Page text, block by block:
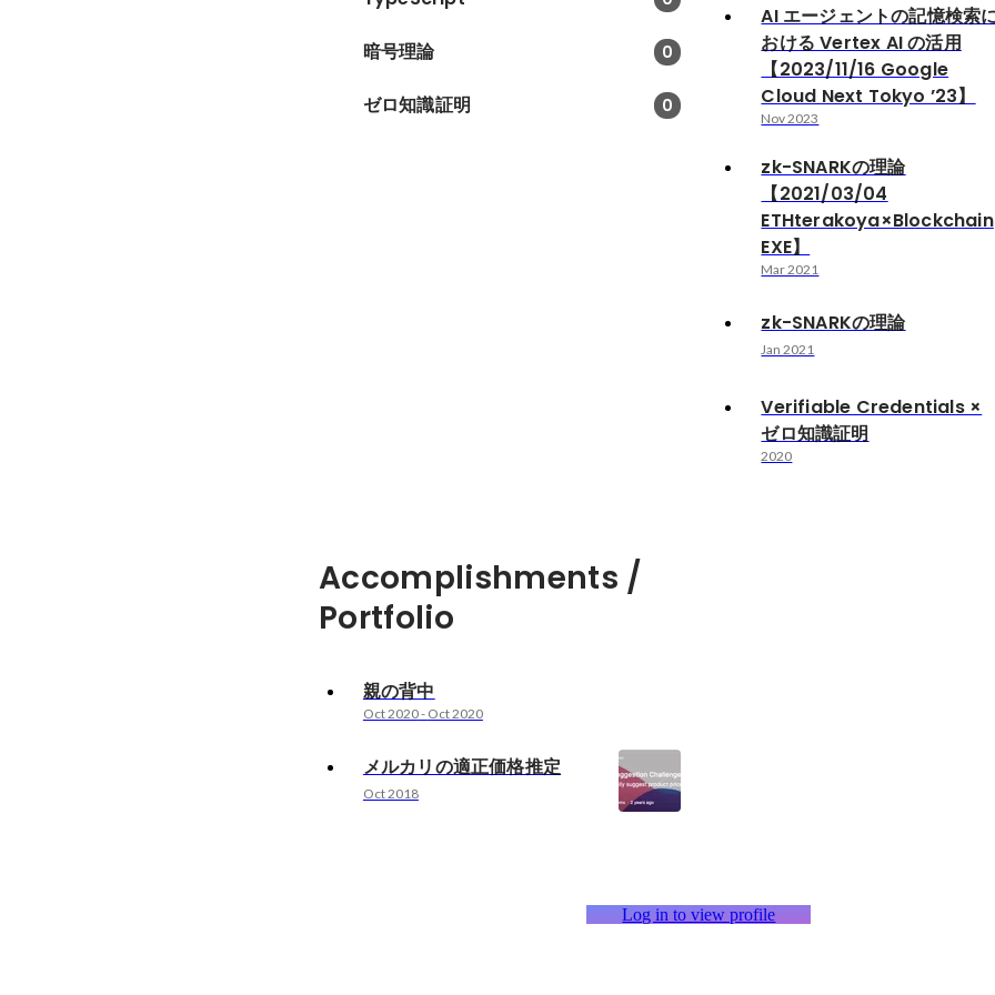
暗号理論 0
ゼロ知識証明 0
AI エージェントの記憶検索
おける Vertex AI の活用
【2023/11/16 Google
Cloud Next Tokyo ’23】
Nov 2023
zk-SNARKの理論
【2021/03/04
ETHterakoya×Blockchain
EXE】
Mar 2021
zk-SNARKの理論
Jan 2021
Verifiable Credentials ×
ゼロ知識証明
2020
Accomplishments /
Portfolio
親の背中
Oct 2020- Oct 2020
メルカリの適正価格推定
Oct 2018
Log in to view profile